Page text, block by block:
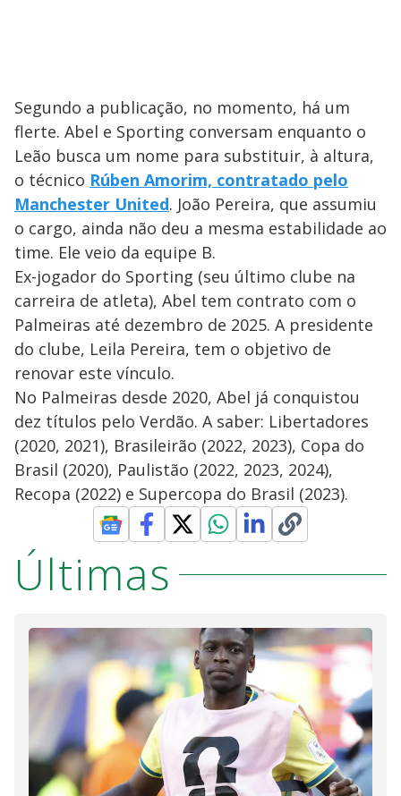
Segundo a publicação, no momento, há um
flerte. Abel e Sporting conversam enquanto o
Leão busca um nome para substituir, à altura,
o técnico Rúben Amorim, contratado pelo
Manchester United. João Pereira, que assumiu
o cargo, ainda não deu a mesma estabilidade ao
time. Ele veio da equipe B.
Ex-jogador do Sporting (seu último clube na
carreira de atleta), Abel tem contrato com o
Palmeiras até dezembro de 2025. A presidente
do clube, Leila Pereira, tem o objetivo de
renovar este vínculo.
No Palmeiras desde 2020, Abel já conquistou
dez títulos pelo Verdão. A saber: Libertadores
(2020, 2021), Brasileirão (2022, 2023), Copa do
Brasil (2020), Paulistão (2022, 2023, 2024),
Recopa (2022) e Supercopa do Brasil (2023).
Últimas